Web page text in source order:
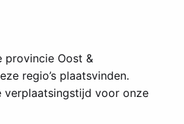
provincie Oost &
regio’s plaatsvinden.
verplaatsingstijd voor onze